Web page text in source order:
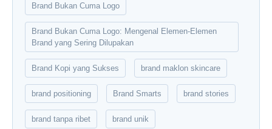
Brand Bukan Cuma Logo
Brand Bukan Cuma Logo: Mengenal Elemen-Elemen
Brand yang Sering Dilupakan
Brand Kopi yang Sukses brand maklon skincare
brand positioning Brand Smarts brand stories
brand tanpa ribet brand unik